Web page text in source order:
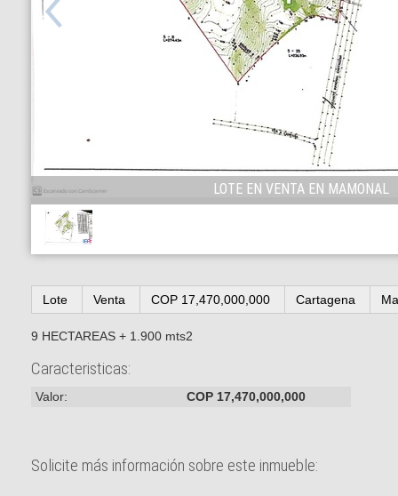
1/1 LOTE EN VENTA EN MAMONAL
Lote Venta COP 17,470,000,000 Cartagena
9 HECTAREAS + 1.900 mts2
Caracteristicas:
Valor: COP 17,470,000,000
Solicite más información sobre este inmueble: